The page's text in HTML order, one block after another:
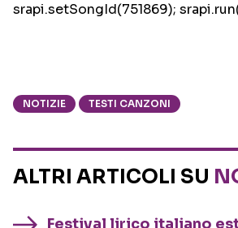
srapi.setSongId(751869);
NOTIZIE TESTI CANZONI
ALTRI ARTICOLI SU
Festival lirico italiano